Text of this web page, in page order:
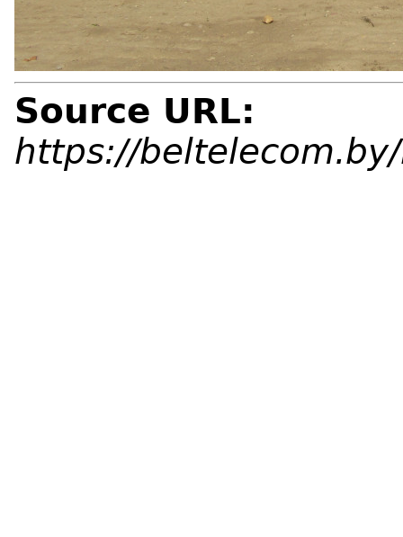
Source URL:
https://